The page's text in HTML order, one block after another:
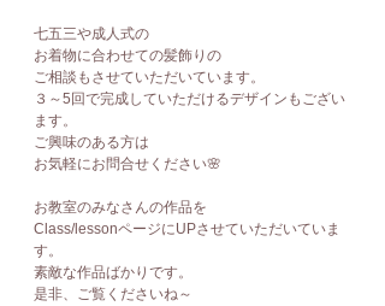
七五三や成人式の
お着物に合わせての髪飾りの
ご相談もさせていただいています。
３～5回で完成していただけるデザインもござい
ます。
ご興味のある方は
お気軽にお問合せください🌸
お教室のみなさんの作品を
Class/lessonページにUPさせていただいていま
す。
素敵な作品ばかりです。
是非、ご覧くださいね～